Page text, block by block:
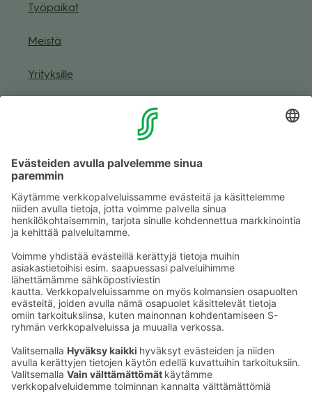
Työ­pai­kat
Meistä
Yri­tyk­sille
Muuta eväs­tea­se­tuk­sia & eväs­tein­for­maa­tio
Tie­to­suo­ja­se­loste (Arina)
Kaup­pa­kes­kus
Ma-pe
9–20
La
9–19
Su
11–18
Katso poik­keus­au­kio­lottäältä
Iso­katu 22–25,